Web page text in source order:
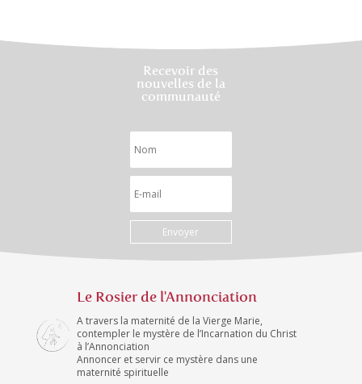
Recevoir des
nouvelles de la
communauté
Envoyer
Le Rosier de l'Annonciation
A travers la maternité de la Vierge Marie,
contempler le mystère de l’Incarnation du Christ
à l’Annonciation
Annoncer et servir ce mystère dans une
maternité spirituelle